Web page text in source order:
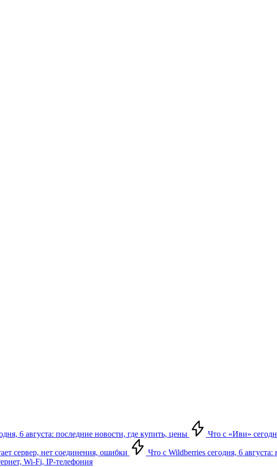
6 августа: последние новости, где купить, цены Что с «Иви»
сервер, нет соединения, ошибки Что с Wildberries сегодня, 6 августа:
Wi-Fi, IP-телефония